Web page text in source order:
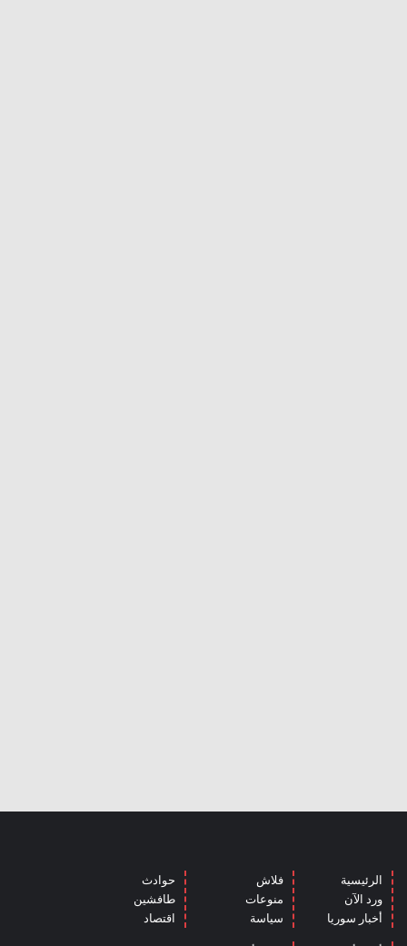
الرئيسية
ورد الآن
أخبار سوريا
فلاش
منوعات
سياسة
حوادث
طافشين
اقتصاد